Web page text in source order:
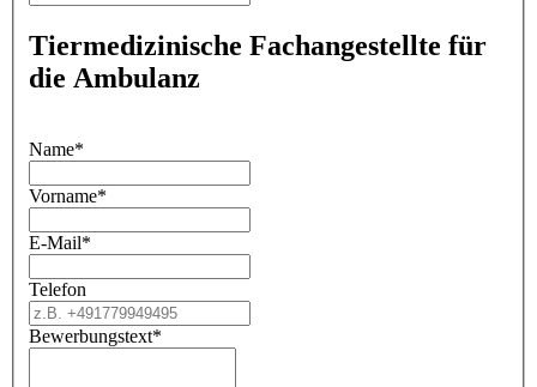
Tiermedizinische Fachangestellte für
die Ambulanz
Name*
Vorname*
E-Mail*
Telefon
Bewerbungstext*